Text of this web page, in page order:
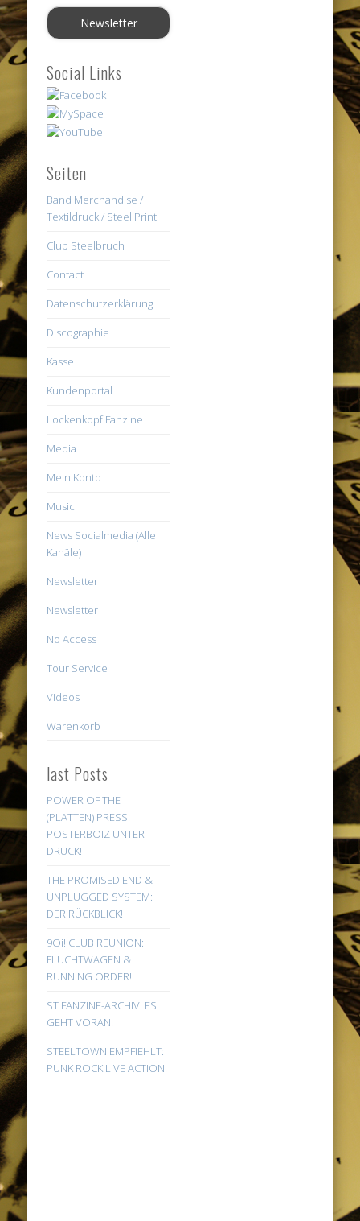
Social Links
Seiten
Band Merchandise /
Textildruck / Steel Print
Club Steelbruch
Contact
Datenschutzerklärung
Discographie
Kasse
Kundenportal
Lockenkopf Fanzine
Media
Mein Konto
Music
News Socialmedia (Alle
Kanäle)
Newsletter
Newsletter
No Access
Tour Service
Videos
Warenkorb
last Posts
POWER OF THE
(PLATTEN) PRESS:
POSTERBOIZ UNTER
DRUCK!
THE PROMISED END &
UNPLUGGED SYSTEM:
DER RÜCKBLICK!
9Oi! CLUB REUNION:
FLUCHTWAGEN &
RUNNING ORDER!
ST FANZINE-ARCHIV: ES
GEHT VORAN!
STEELTOWN EMPFIEHLT:
PUNK ROCK LIVE ACTION!